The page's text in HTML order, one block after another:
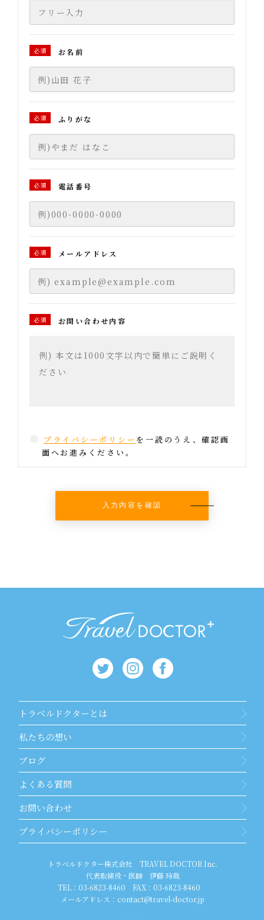
必須 お名前
必須 ふりがな
必須 電話番号
必須 メールアドレス
必須 お問い合わせ内容
プライバシーポリシー を一読のうえ、確認画
面へお進みください。
入力内容を確認
トラベルドクターとは
私たちの想い
ブログ
よくある質問
お問い合わせ
プライバシーポリシー
トラベルドクター株式会社 TRAVEL DOCTOR Inc.
代表取締役・医師 伊藤 玲哉
TEL： 03-6823-8460 FAX： 03-6823-8460
メールアドレス： contact@travel-doctor.jp